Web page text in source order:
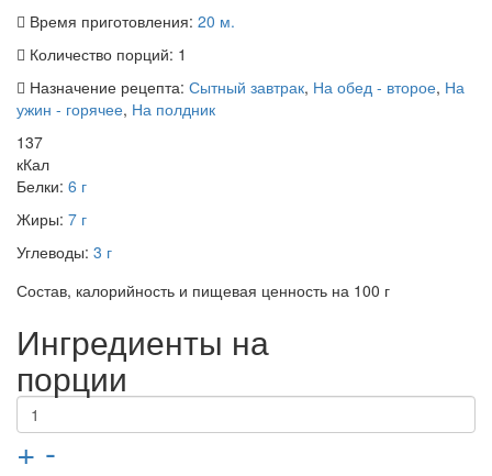
Время приготовления: 20 м.
Количество порций: 1
Назначение рецепта: Сытный завтрак, На обед - второе, На
ужин - горячее, На полдник
137
кКал
Белки: 6 г
Жиры: 7 г
Углеводы: 3 г
Состав, калорийность и пищевая ценность на 100 г
Ингредиенты на
порции
+ -